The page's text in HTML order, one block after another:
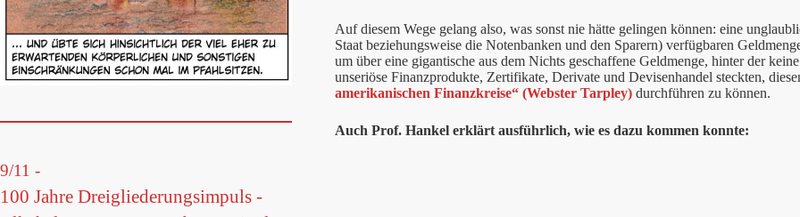
Auf diesem Wege gelang also, was sonst nie hätte gelingen können: eine
Staat beziehungsweise die Notenbanken und den Sparern) verfügbaren
um über eine gigantische aus dem Nichts geschaffene Geldmenge, hinter der
unseriöse Finanzprodukte, Zertifikate, Derivate und Devisenhandel steckten,
amerikanischen Finanzkreise“ (Webster Tarpley)durchführen zu können.
Auch Prof. Hankel erklärt ausführlich, wie es dazu kommen konnte:
9/11 -
100 Jahre Dreigliederungsimpuls -